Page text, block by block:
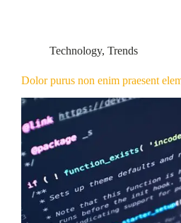
Technology, Trends
Dolor purus non enim praesent